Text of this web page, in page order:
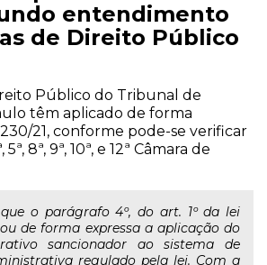
entendimento
de Direito Público
Público do Tribunal de
têm aplicado de forma
21, conforme pode-se verificar
8ª, 9ª, 10ª, e 12ª Câmara de
o parágrafo 4º, do art. 1º da lei
de forma expressa a aplicação do
sancionador ao sistema de
regulado pela lei. Com a